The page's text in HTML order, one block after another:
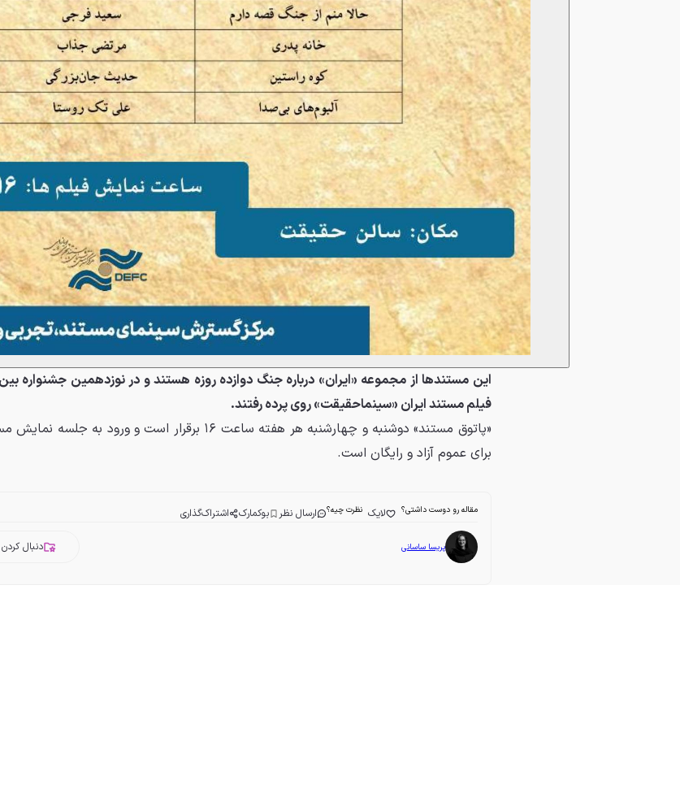
این مستندها از مجموعه «ایران» درباره جنگ دوازده روزه هستند و در نوزدهمین جشنواره
فیلم مستند ایران «سینماحقیقت» روی پرده رفتند.
«پاتوق مستند» دوشنبه و چهارشنبه هر هفته ساعت ۱۶ برقرار است و ورود به جلسه
برای عموم آزاد و رایگان است.
مقاله رو دوست داشتی؟ لایک نظرت چیه؟ ارسال نظر بوکمارک اشتراک‌گذاری
پریسا ساسانی دنبال کردن